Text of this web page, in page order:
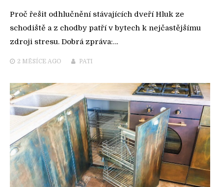
Proč řešit odhlučnění stávajících dveří Hluk ze
schodiště a z chodby patří v bytech k nejčastějšímu
zdroji stresu. Dobrá zpráva:…
2 MĚSÍCE AGO PATI